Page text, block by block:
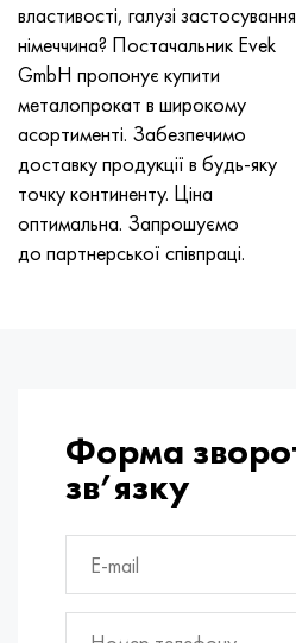
властивості, галузі застосування
німеччина? Постачальник Evek
GmbH пропонує купити
металопрокат в широкому
асортименті. Забезпечимо
доставку продукції в будь-яку
точку континенту. Ціна
оптимальна. Запрошуємо
до партнерської співпраці.
Форма
зв’язку